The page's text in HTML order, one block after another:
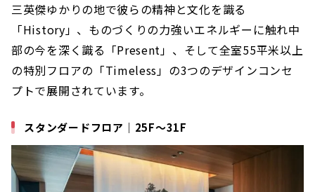
三英傑ゆかりの地で彼らの精神と文化を識る
「History」、ものづくりの力強いエネルギーに触れ中
部の今を深く識る「Present」、そして全室55平米以上
の特別フロアの「Timeless」の3つのデザインコンセ
プトで展開されています。
スタンダードフロア｜25F～31F